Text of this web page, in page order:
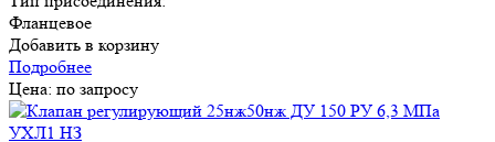
Фланцевое
Добавить в корзину
Подробнее
Цена: по запросу